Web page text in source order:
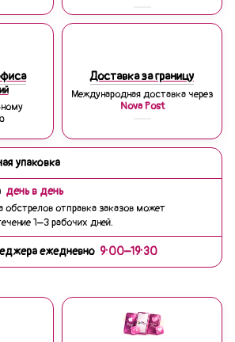
Доставка за границу
Международная доставка через
Nova Post
упаковка
день в день
отправка заказов может
1–3 рабочих дней.
ежедневно 9:00–19:30